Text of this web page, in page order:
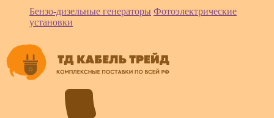
Бензо-дизельные генераторы Фотоэлектрические
установки